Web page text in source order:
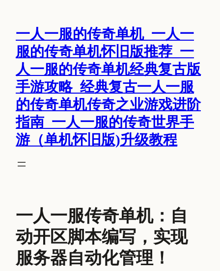
一人一服的传奇单机_一人一
服的传奇单机怀旧版推荐_一
人一服的传奇单机经典复古版
手游攻略_经典复古一人一服
的传奇单机传奇之业游戏进阶
指南_一人一服的传奇世界手
游（单机怀旧版)升级教程
一人一服传奇单机：自
动开区脚本编写，实现
服务器自动化管理！